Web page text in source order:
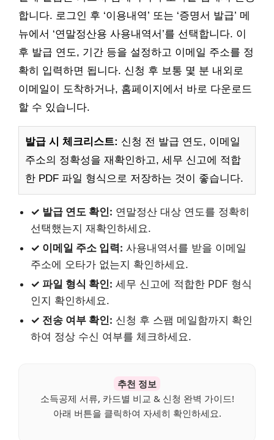
합니다. 로그인 후 ‘이용내역’ 또는 ‘증명서 발급’ 메
뉴에서 ‘연말정산용 사용내역서’를 선택합니다. 이
후 발급 연도, 기간 등을 설정하고 이메일 주소를 정
확히 입력하면 됩니다. 신청 후 보통 몇 분 내외로
이메일이 도착하거나, 홈페이지에서 바로 다운로드
할 수 있습니다.
발급 시 체크리스트: 신청 전 발급 연도, 이메일
주소의 정확성을 재확인하고, 세무 신고에 적합
한 PDF 파일 형식으로 저장하는 것이 좋습니다.
✓ 발급 연도 확인: 연말정산 대상 연도를 정확히
선택했는지 재확인하세요.
✓ 이메일 주소 입력: 사용내역서를 받을 이메일
주소에 오타가 없는지 확인하세요.
✓ 파일 형식 확인: 세무 신고에 적합한 PDF 형식
인지 확인하세요.
✓ 전송 여부 확인: 신청 후 스팸 메일함까지 확인
하여 정상 수신 여부를 체크하세요.
추천 정보
소득공제 서류, 카드별 비교 & 신청 완벽 가이드!
아래 버튼을 클릭하여 자세히 확인하세요.